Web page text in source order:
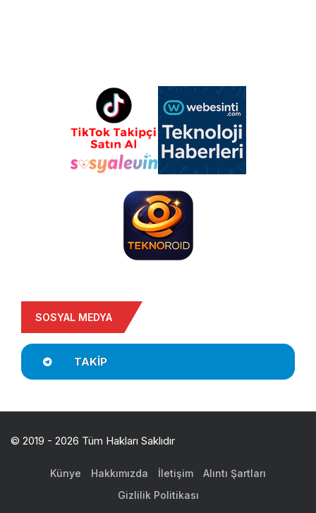
SOSYAL MEDYA
TAKIP
© 2019 - 2026 Tüm Hakları Saklıdır
Künye Hakkımızda İletişim
Alıntı Şartları
Gizlilik Politikası